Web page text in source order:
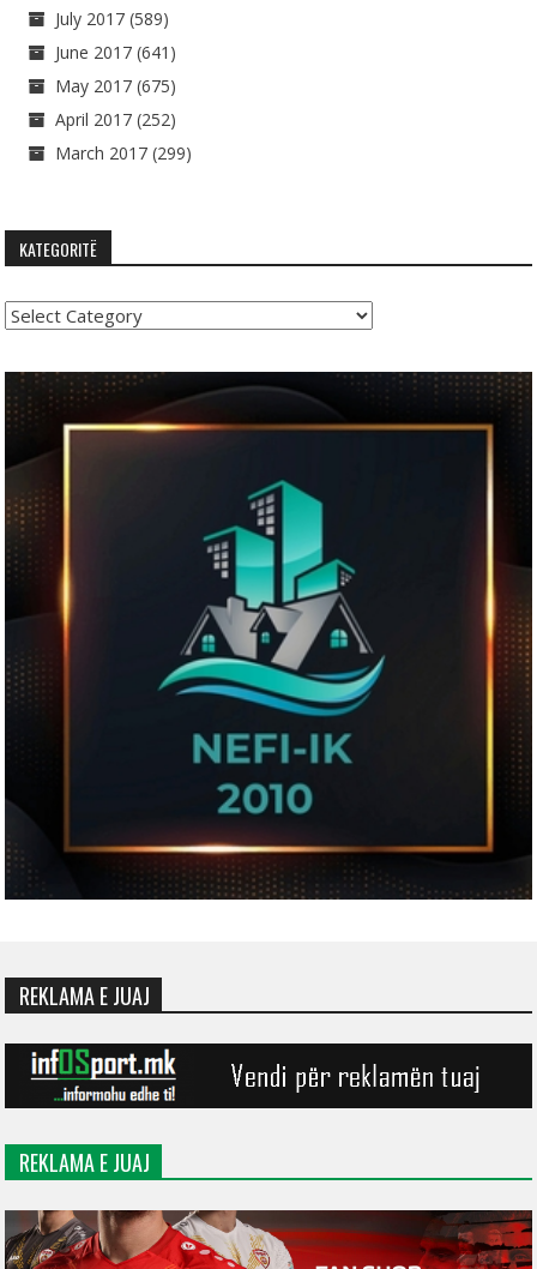
July 2017 (589)
June 2017 (641)
May 2017 (675)
April 2017 (252)
March 2017 (299)
KATEGORITË
Kategoritë
REKLAMA E JUAJ
REKLAMA E JUAJ